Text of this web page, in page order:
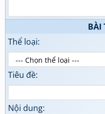
BÀI
Thể loại:
Tiêu đề:
Nội dung: